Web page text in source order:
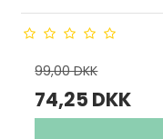
99,00 DKK
74,25 DKK